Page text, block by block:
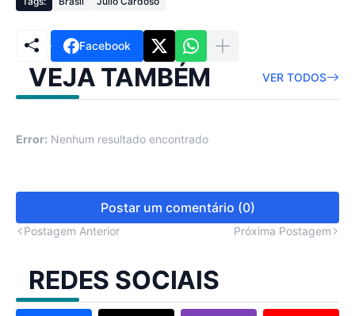
Facebook
VEJA TAMBÉM VER TODOS
Error: Nenhum resultado encontrado
Postar um comentário (0)
Postagem Anterior Próxima Postagem
REDES SOCIAIS